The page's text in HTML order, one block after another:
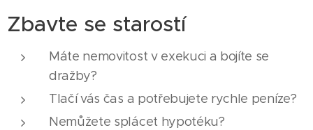
Zbavte se starostí
Máte nemovitost v exekuci a bojíte se
dražby?
Tlačí vás čas a potřebujete rychle peníze?
Nemůžete splácet hypotéku?